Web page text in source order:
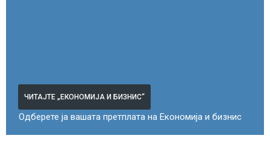
ЧИТАЈТЕ „ЕКОНОМИЈА И БИЗНИС“
Одберете ја вашата претплата на Економија и бизнис